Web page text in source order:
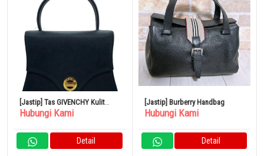
[Jastip] Tas GIVENCHY Kulit
Hitam
Hubungi Kami
Detail
[Jastip] Burberry Handbag
Hubungi Kami
Detail